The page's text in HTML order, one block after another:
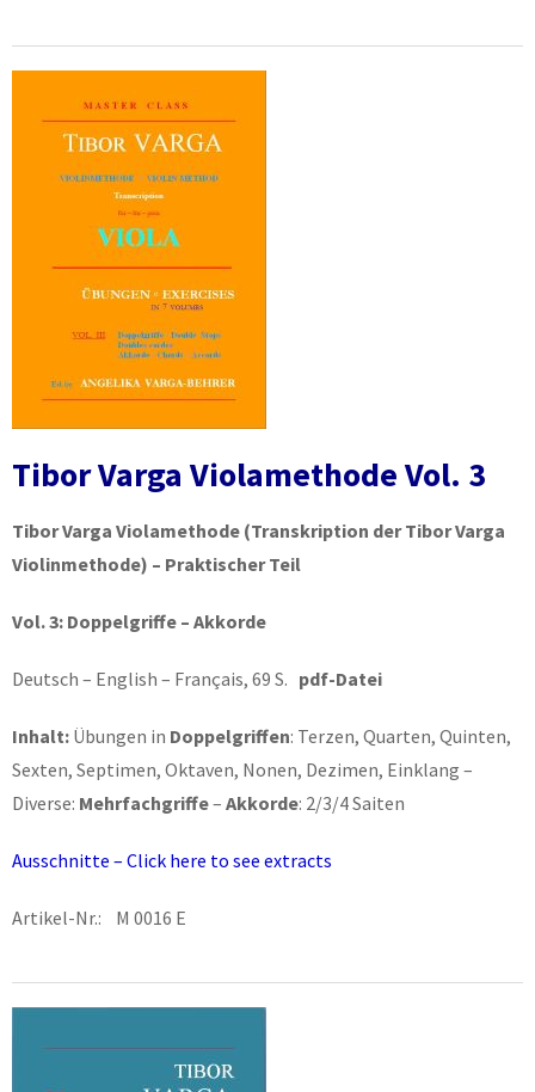
Tibor Varga Violamethode Vol. 3
Tibor Varga Violamethode (Transkription der Tibor Varga
Violinmethode) – Praktischer Teil
Vol. 3: Doppelgriffe – Akkorde
Deutsch – English – Français, 69 S. pdf-Datei
Inhalt: Übungen in Doppelgriffen: Terzen, Quarten, Quinten,
Sexten, Septimen, Oktaven, Nonen, Dezimen, Einklang –
Diverse: Mehrfachgriffe– Akkorde: 2/3/4 Saiten
Ausschnitte – Click here to see extracts
Artikel-Nr.: M 0016 E